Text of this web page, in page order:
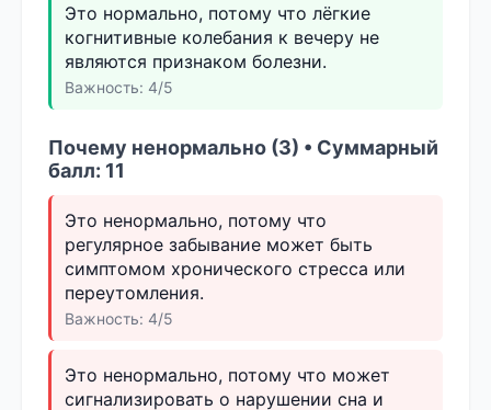
Это нормально, потому что лёгкие
когнитивные колебания к вечеру не
являются признаком болезни.
Важность: 4/5
Почему ненормально (3) • Суммарный
балл: 11
Это ненормально, потому что
регулярное забывание может быть
симптомом хронического стресса или
переутомления.
Важность: 4/5
Это ненормально, потому что может
сигнализировать о нарушении сна и